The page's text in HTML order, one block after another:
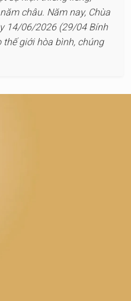
châu. Năm nay, Chùa
14/06/2026 (29/04 Bính
giới hòa bình, chúng